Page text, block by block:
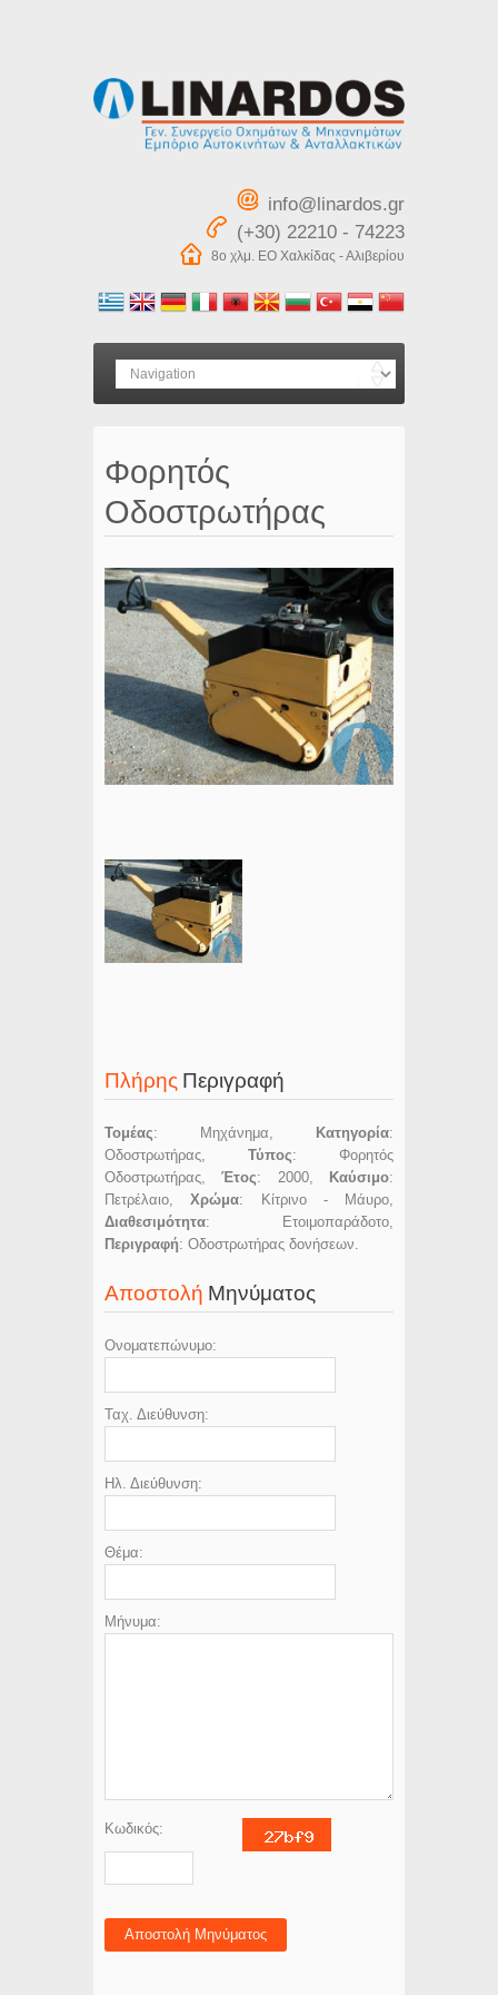
info@linardos.gr
(+30) 22210 - 74223
8ο χλμ. ΕΟ Χαλκίδας - Αλιβερίου
Φορητός
Οδοστρωτήρας
Πλήρης Περιγραφή
Τομέας: Μηχάνημα, Κατηγορία:
Οδοστρωτήρας, Τύπος: Φορητός
Οδοστρωτήρας,Έτος: 2000, Καύσιμο:
Πετρέλαιο,Χρώμα: Κίτρινο - Μάυρο,
Διαθεσιμότητα: Ετοιμοπαράδοτο,
Περιγραφή: Οδοστρωτήρας δονήσεων.
Αποστολή Μηνύματος
Ονοματεπώνυμο:
Ταχ. Διεύθυνση:
Ηλ. Διεύθυνση:
Θέμα:
Μήνυμα:
Κωδικός:
Αποστολή Μηνύματος